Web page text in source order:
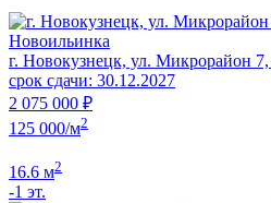
Новоильинка
г. Новокузнецк, ул. Микрорайон
срок сдачи: 30.12.2027
2 075 000 ₽
125 000/м2
16.6 м2
-1 эт.